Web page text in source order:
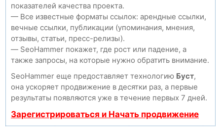
показателей качества проекта.
— Все известные форматы ссылок: арендные ссылки,
вечные ссылки, публикации (упоминания, мнения,
отзывы, статьи, пресс-релизы).
— SeoHammer покажет, где рост или падение, а
также запросы, на которые нужно обратить внимание.
SeoHammer еще предоставляет технологию Буст,
она ускоряет продвижение в десятки раз, а первые
результаты появляются уже в течение первых 7 дней.
Зарегистрироваться и Начать продвижение